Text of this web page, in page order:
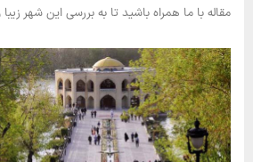
مقاله با ما همراه باشید تا به بررسی این شهر زیبا